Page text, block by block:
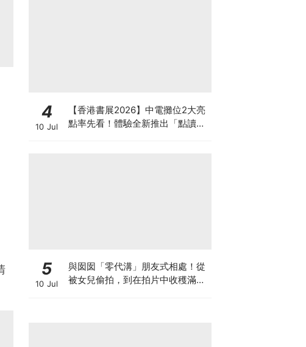
4
10 Jul
【香港書展2026】中電攤位2大亮
點率先看！體驗全新推出「點讀故
5
10 Jul
與囡囡「零代溝」朋友式相處！從
被女兒偷拍，到在拍片中收穫滿足